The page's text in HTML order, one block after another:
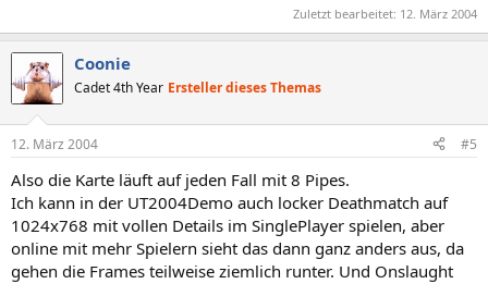
Zuletzt bearbeitet: 12. März 2004
Coonie
Cadet 4th Year Ersteller dieses Themas
12. März 2004 #5
Also die Karte läuft auf jeden Fall mit 8 Pipes.
Ich kann in der UT2004Demo auch locker Deathmatch auf
1024x768 mit vollen Details im SinglePlayer spielen, aber
online mit mehr Spielern sieht das dann ganz anders aus, da
gehen die Frames teilweise ziemlich runter. Und Onslaught